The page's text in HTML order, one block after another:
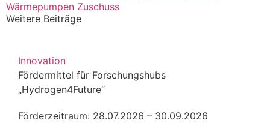
Wärmepumpen Zuschuss
Weitere Beiträge
Innovation
Fördermittel für Forschungshubs
„Hydrogen4Future“
Förderzeitraum: 28.07.2026 – 30.09.2026